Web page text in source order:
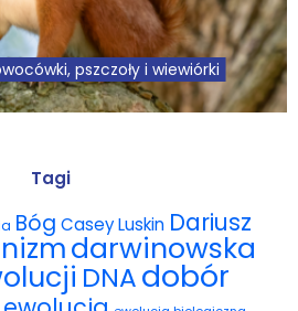
Artykuły
teorii ID
Wybór tekstów
Dla autorów
ebook
pszczoły i wiewiórki
Tagi
Bóg Casey Luskin Dariusz
darwinowska
DNAdobór